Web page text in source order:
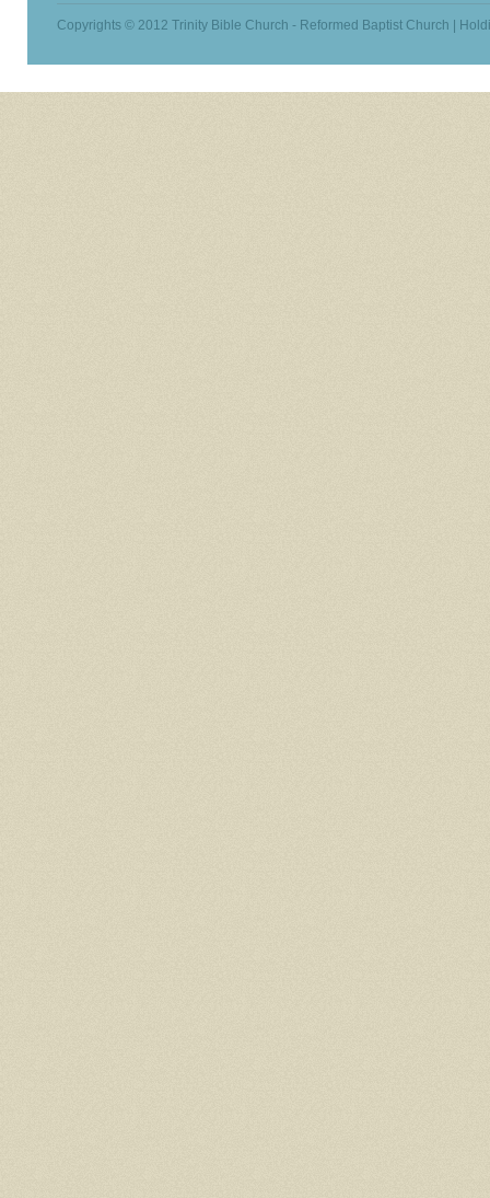
Copyrights © 2012 Trinity Bible Church - Reformed Baptist Church |